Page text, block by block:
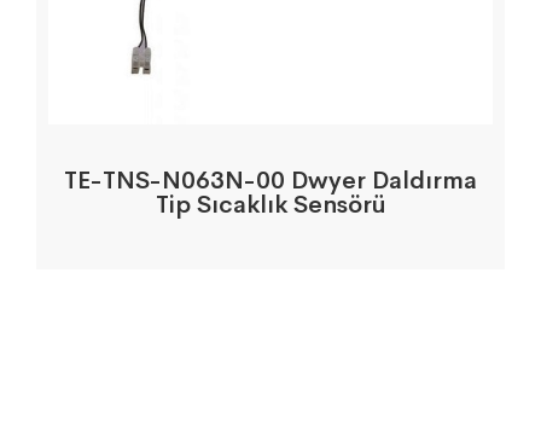
TE-TNS-N063N-00 Dwyer Daldırma
Tip Sıcaklık Sensörü